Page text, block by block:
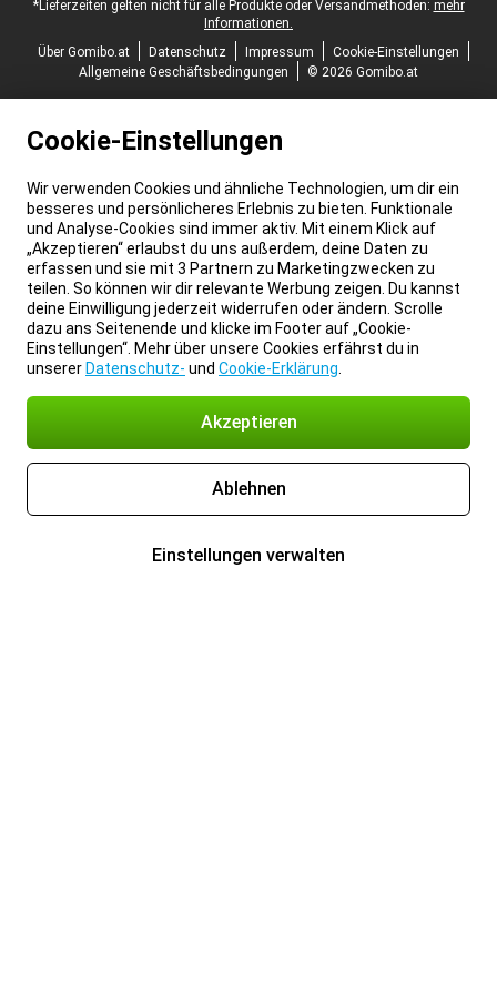
*Lieferzeiten gelten nicht für alle Produkte oder Versandmethoden: mehr
Informationen.
Über Gomibo.at
Datenschutz Impressum
Cookie-Einstellungen
Allgemeine Geschäftsbedingungen
© 2026 Gomibo.at
Cookie-Einstellungen
Wir verwenden Cookies und ähnliche Technologien, um dir ein
besseres und persönlicheres Erlebnis zu bieten. Funktionale
und Analyse-Cookies sind immer aktiv. Mit einem Klick auf
„Akzeptieren“ erlaubst du uns außerdem, deine Daten zu
erfassen und sie mit 3 Partnern zu Marketingzwecken zu
teilen. So können wir dir relevante Werbung zeigen. Du kannst
deine Einwilligung jederzeit widerrufen oder ändern. Scrolle
dazu ans Seitenende und klicke im Footer auf „Cookie-
Einstellungen“. Mehr über unsere Cookies erfährst du in
unserer Datenschutz- und Cookie-Erklärung
Akzeptieren
Ablehnen
Einstellungen verwalten